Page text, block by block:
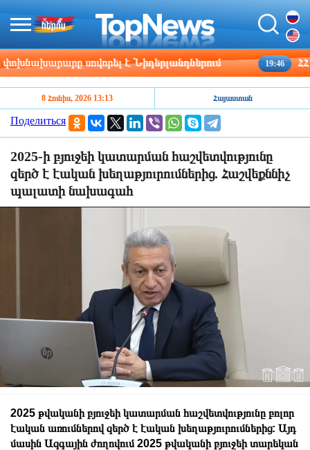
սովորել է Նիդերլանդներում 19:46 ՀՀ
8 Հունիս, 2026 13:13 Հայաստան
Поделиться
2025-ի բյուջեի կատարման հաշվետվությունը
զերծ է էական խեղաթյուրումներից. Հաշվեքննիչ
պալատի նախագահ
2025 թվականի բյուջեի կատարման հաշվետվությունը բոլոր
էական առումներով զերծ է էական խեղաթյուրումներից: Այդ
մասին Ազգային ժողովում 2025 թվականի բյուջեի տարեկան